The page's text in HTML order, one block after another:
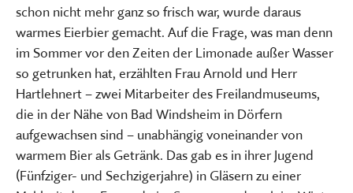
schon nicht mehr ganz so frisch war, wurde daraus
warmes Eierbier gemacht. Auf die Frage, was man denn
im Sommer vor den Zeiten der Limonade außer Wasser
so getrunken hat, erzählten Frau Arnold und Herr
Hartlehnert – zwei Mitarbeiter des Freilandmuseums,
die in der Nähe von Bad Windsheim in Dörfern
aufgewachsen sind – unabhängig voneinander von
warmem Bier als Getränk. Das gab es in ihrer Jugend
(Fünfziger- und Sechzigerjahre) in Gläsern zu einer